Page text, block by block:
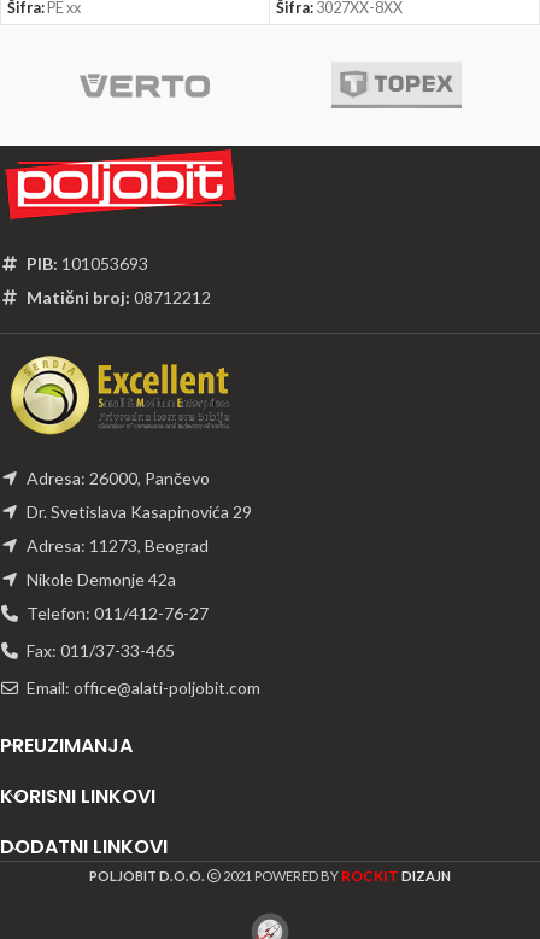
Šifra: PE xx Šifra: 3027XX-8XX
PIB: 101053693
Matični broj: 08712212
Adresa: 26000, Pančevo
Dr. Svetislava Kasapinovića 29
Adresa: 11273, Beograd
Nikole Demonje 42a
Telefon: 011/412-76-27
Fax: 011/37-33-465
Email: office@alati-poljobit.com
PREUZIMANJA
KORISNI LINKOVI
DODATNI LINKOVI
POLJOBIT D.O.O. 2021 POWERED BY ROCKIT DIZAJN